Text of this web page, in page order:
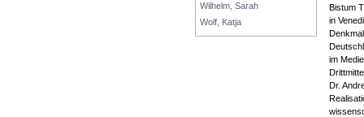
Wilhelm, Sarah
Wolf, Katja
Bistum
in
im
Dr.